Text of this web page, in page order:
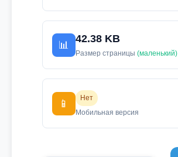
📊
42.38 KB
Размер страницы (маленький)
📱
Нет
Мобильная версия